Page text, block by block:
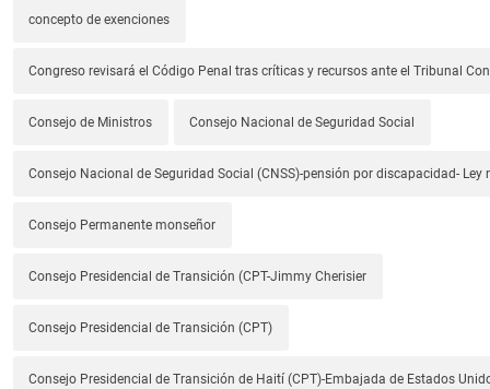
concepto de exenciones
Congreso revisará el Código Penal tras críticas y recursos ante el Tribunal
Consejo de Ministros Consejo Nacional de Seguridad Social
Consejo Nacional de Seguridad Social (CNSS)-pensión por discapacidad- Ley
Consejo Permanente monseñor
Consejo Presidencial de Transición (CPT-Jimmy Cherisier
Consejo Presidencial de Transición (CPT)
Consejo Presidencial de Transición de Haití (CPT)-Embajada de Estados